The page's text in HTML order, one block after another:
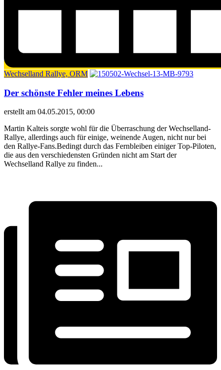
Wechselland Rallye, ORM
Der schönste Fehler meines Lebens
erstellt am 04.05.2015, 00:00
Martin Kalteis sorgte wohl für die Überraschung der Wechselland-
Rallye, allerdings auch für einige, weinende Augen, nicht nur bei
den Rallye-Fans.Bedingt durch das Fernbleiben einiger Top-Piloten,
die aus den verschiedensten Gründen nicht am Start der
Wechselland Rallye zu finden...